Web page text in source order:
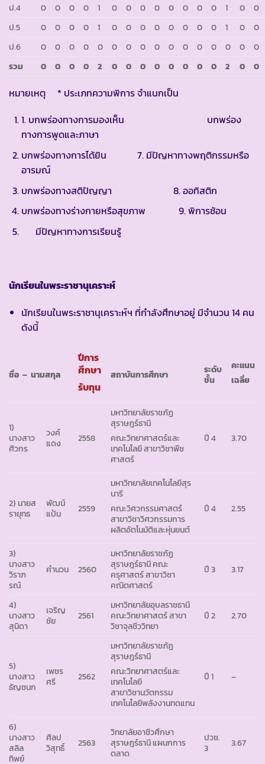
ป.4
0 0 0 0 1 0 0 0 0 0 0 0 0 1 0
0
ป.5
0 0 0 0 1 0 0 0 0 0 0 0 0 1 0
0
ป.6
0 0 0 0 0 0 0 0 0 0 0 0 0 0 0
0
รวม
0 0 0 0 2 0 0 0 0 0 0 0 0 2 0 0
หมายเหตุ * ประเภทความพิการ จำแนกเป็น
1. บกพร่องทางการมองเห็น บกพร่อง
ทางการพูดและภาษา
บกพร่องทางการได้ยิน 7. มีปัญหาทางพฤติกรรมหรือ
อารมณ์
บกพร่องทางสติปัญญา 8. ออทิสติก
บกพร่องทางร่างกายหรือสุขภาพ 9. พิการซ้อน
มีปัญหาทางการเรียนรู้
นักเรียนในพระราชานุเคราะห์
นักเรียนในพระราชานุเคราะห์ฯ ที่กำลังศึกษาอยู่ มีจำนวน 14 คน
ดังนี้
ชื่อ – นามสกุล
ปีการ
ศึกษา
รับทุน
สถาบันการศึกษา
ระดับ
ชั้น
คะแนน
เฉลี่ย
1)
นางสาว
ศิวกร
วงค์
แดง
2558
มหาวิทยาลัยราชภัฏ
สุราษฎร์ธานี
คณะวิทยาศาสตร์และ
เทคโนโลยี สาขาวิชาพืช
ศาสตร์
ปี 4 3.70
2) นายส
รายุทธ
พัฒน์
แป้น
2559
มหาวิทยาลัยเทคโนโลยีสุร
นารี
คณะวิศวกรรมศาสตร์
สาขาวิชาวิศวกรรมการ
ผลิตอัตโนมัติและหุ่นยนต์
ปี 4 2.55
3)
นางสาว
วิราภ
รณ์
คำนวน 2560
มหาวิทยาลัยราชภัฏ
สุราษฎร์ธานี คณะ
ครุศาสตร์ สาขาวิชา
คณิตศาสตร์
ปี 3 3.17
4)
นางสาว
สุนิดา
เจริญ
ชัย
2561
มหาวิทยาลัยอุบลราชธานี
คณะวิทยาศาสตร์ สาขา
วิชาจุลชีววิทยา
ปี 2 2.70
5)
นางสาว
ธัญชนก
เพชร
ศรี
2562
มหาวิทยาลัยราชภัฏ
สุราษฎร์ธานี
คณะวิทยาศาสตร์และ
เทคโนโลยี
สาขาวิชานวัตกรรม
เทคโนโลยีพลังงานทดแทน
ปี 1 –
6)
นางสาว
สลิล
ทิพย์
ศิลป
วิสุทธิ์
2563
วิทยาลัยอาชีวศึกษา
สุราษฎร์ธานี แผนกการ
ตลาด
ปวช.
3
3.67